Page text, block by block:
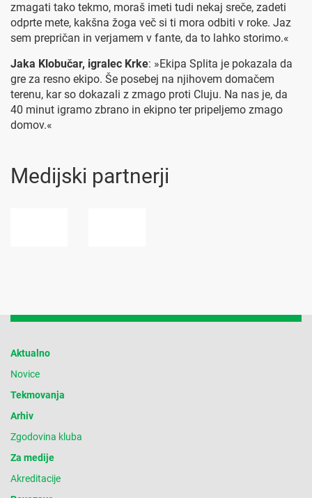
zmagati tako tekmo, moraš imeti tudi nekaj sreče, zadeti
odprte mete, kakšna žoga več si ti mora odbiti v roke. Jaz
sem prepričan in verjamem v fante, da to lahko storimo.«
Jaka Klobučar, igralec Krke: »Ekipa Splita je pokazala da
gre za resno ekipo. Še posebej na njihovem domačem
terenu, kar so dokazali z zmago proti Cluju. Na nas je, da
40 minut igramo zbrano in ekipno ter pripeljemo zmago
domov.«
Medijski partnerji
Aktualno
Novice
Tekmovanja
Arhiv
Zgodovina kluba
Za medije
Akreditacije